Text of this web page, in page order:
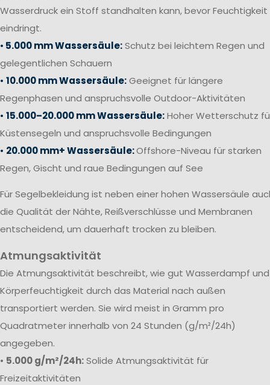
Wasserdruck ein Stoff standhalten kann, bevor Feuchtigkeit
eindringt.
• 5.000 mm Wassersäule:Schutz bei leichtem Regen und
gelegentlichen Schauern
• 10.000 mm Wassersäule:Geeignet für längere
Regenphasen und anspruchsvolle Outdoor-Aktivitäten
• 15.000–20.000 mm Wassersäule:Hoher Wetterschutz
Küstensegeln und anspruchsvolle Bedingungen
• 20.000 mm+ Wassersäule:Offshore-Niveau für starken
Regen, Gischt und raue Bedingungen auf See
Für Segelbekleidung ist neben einer hohen Wassersäule
die Qualität der Nähte, Reißverschlüsse und Membranen
entscheidend, um dauerhaft trocken zu bleiben.
Atmungsaktivität
Die Atmungsaktivität beschreibt, wie gut Wasserdampf und
Körperfeuchtigkeit durch das Material nach außen
transportiert werden. Sie wird meist in Gramm pro
Quadratmeter innerhalb von 24 Stunden (g/m²/24h)
angegeben.
• 5.000 g/m²/24h:Solide Atmungsaktivität für
Freizeitaktivitäten